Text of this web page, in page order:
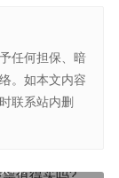
任何担保、暗
。如本文内容
联系站内删
吗?